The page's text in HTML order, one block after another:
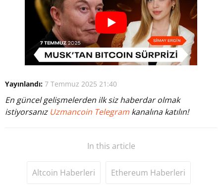
Yayınlandı: 7 Temmuz 2025 21:40
En güncel gelişmelerden ilk siz haberdar olmak
istiyorsanız Uzmancoin Telegram kanalına katılın!
In this article
Altcoin Haberleri Ethereum Haberleri